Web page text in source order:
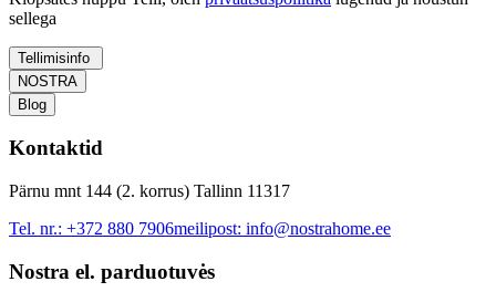
sellega
Tellimisinfo
NOSTRA
Blog
Kontaktid
Pärnu mnt 144 (2. korrus) Tallinn 11317
Tel. nr.: +372 880 7906meilipost: info@nostrahome.ee
Nostra el. parduotuvės